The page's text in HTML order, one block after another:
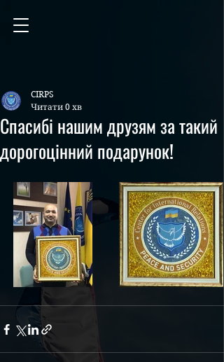
Спасибі нашим друзям за такий
дорогоцінний подарунок!
CIRPS
Читати 0 хв